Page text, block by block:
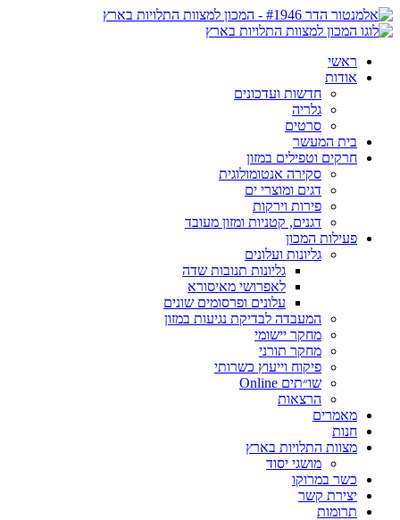
ראשי
אודות
חדשות ועדכונים
גלריה
סרטים
בית המעשר
חרקים וטפילים במזון
סקירה אנטומולוגית
דגים ומוצרי ים
פירות וירקות
דגנים, קטניות ומזון מעובד
פעילות המכון
גליונות ועלונים
גליונות תנובות שדה
לאפרושי מאיסורא
עלונים ופרסומים שונים
המעבדה לבדיקת נגיעות במזון
מחקר יישומי
מחקר תורני
פיקוח וייעוץ כשרותי
שו״תים Online
הרצאות
מאמרים
חנות
מצוות התלויות בארץ
מושגי יסוד
כשר במרוקו
יצירת קשר
תרומות